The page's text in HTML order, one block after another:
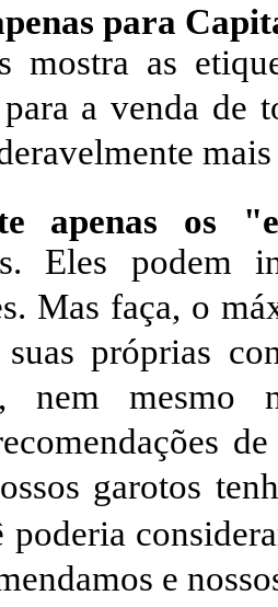
para
mostra as
a venda de
apenas os
Eles podem
Mas faça, o
próprias
nem mesmo
garotos
poderia
e